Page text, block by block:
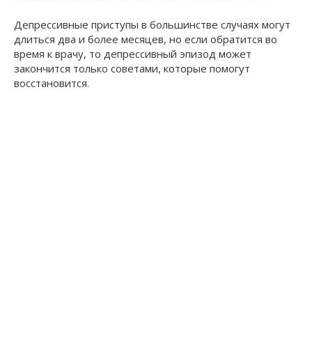
Депрессивные приступы в большинстве случаях могут
длиться два и более месяцев, но если обратится во
время к врачу, то депрессивный эпизод может
закончится только советами, которые помогут
восстановится.